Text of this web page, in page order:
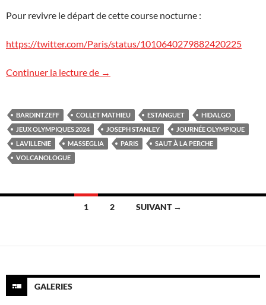
Pour revivre le départ de cette course nocturne :
https://twitter.com/Paris/status/1010640279882420225
Continuer la lecture de Journée olympique
→
BARDINTZEFF COLLET MATHIEU ESTANGUET
HIDALGO
JEUX OLYMPIQUES 2024
JOSEPH STANLEY
JOURNÉE OLYMPIQUE
LAVILLENIE
MASSEGLIA PARIS
SAUT À LA PERCHE
VOLCANOLOGUE
articles
1 2 SUIVANT →
GALERIES